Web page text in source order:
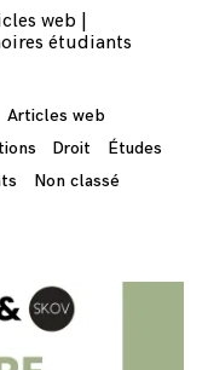
web
étudiants
Articles web
Droit
Études
Non classé